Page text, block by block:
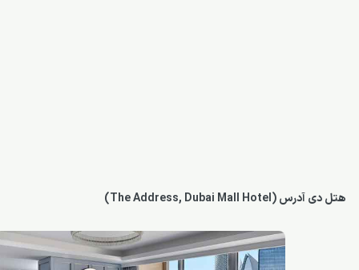
هتل دی آدرس (The Address, Dubai Mall Hotel)